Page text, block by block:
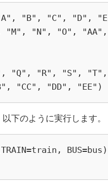
"B", "C", "D",
"N", "O", "AA",
"Q", "R", "S",
"CC", "DD", "EE")
下のように実行します。
BUS=bus)